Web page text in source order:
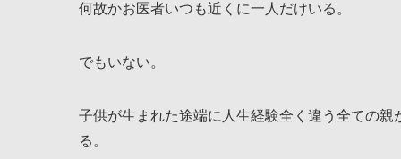
何故かお医者いつも近くに一人だけいる。
でもいない。
子供が生まれた途端に人生経験全く違う全ての
る。